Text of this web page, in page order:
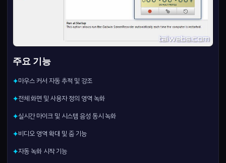
주요 기능
✦마우스 커서 자동 추적 및 강조
✦전체 화면 및 사용자 정의 영역 녹화
✦실시간 마이크 및 시스템 음성 동시 녹화
✦비디오 영역 확대 및 줌 기능
✦자동 녹화 시작 기능